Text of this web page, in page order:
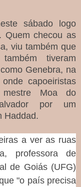
sábado logo
Quem checou as
viu também que
tiveram
Genebra, na
capoeiristas
mestre Moa do
por um
Haddad.
a ver as ruas
professora de
de Goiás (UFG)
"o país precisa